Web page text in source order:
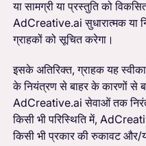
या सामग्री या प्रस्तुति को
AdCreative.ai सुधारात्मक या
ग्राहकों को सूचित करेगा।
इसके अतिरिक्त, ग्राहक यह
के नियंत्रण से बाहर के कारणों से
AdCreative.ai सेवाओं तक
किसी भी परिस्थिति में,
किसी भी प्रकार की रुकावट और/